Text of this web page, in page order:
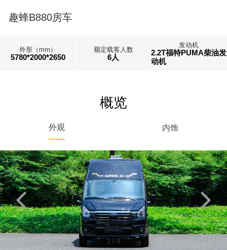
趣蜂B880房车
外形（mm）
5780*2000*2650
额定载客人数
6人
发动机
2.2T福特PUMA柴油发
动机
概览
外观 内饰
1 / 4